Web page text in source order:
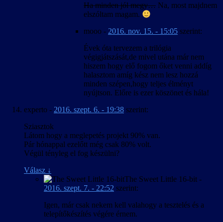
Ha minden jól megy… Na, most majdnem
elszóltam magam.
mooo - 2016. nov. 15. - 15:05 szerint:
Évek óta tervezem a trilógia
végigjátszását,de mivel utána már nem
hiszem hogy elő fogom őket venni addíg
halasztom amíg kész nem lesz hozzá
minden szépen,hogy teljes élményt
nyújtson. Előre is ezer köszönet és hála!
experto - 2016. szept. 6. - 19:38 szerint:
Sziasztok
Látom hogy a meglepetés projekt 90% van.
Pár hónappal ezelőtt még csak 80% volt.
Végül tényleg el fog készülni?
Válasz ↓
The Sweet Little 16-bit -
2016. szept. 7. - 22:52 szerint:
Igen, már csak nekem kell valahogy a tesztelés és a
telepítőkészítés végére érnem.